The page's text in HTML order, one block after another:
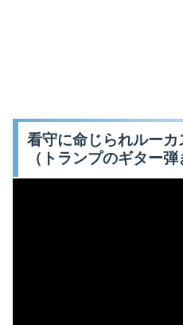
看守に命じられルー
（トランプのギター弾